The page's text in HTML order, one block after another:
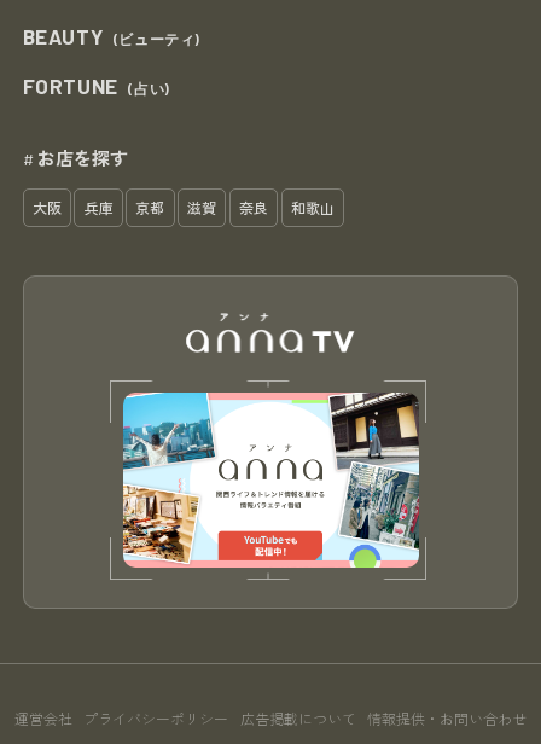
BEAUTY (ビューティ)
FORTUNE (占い)
# お店を探す
大阪 兵庫 京都 滋賀 奈良 和歌山
運営会社 プライバシーポリシー 広告掲載について 情報提供・お問い合わせ